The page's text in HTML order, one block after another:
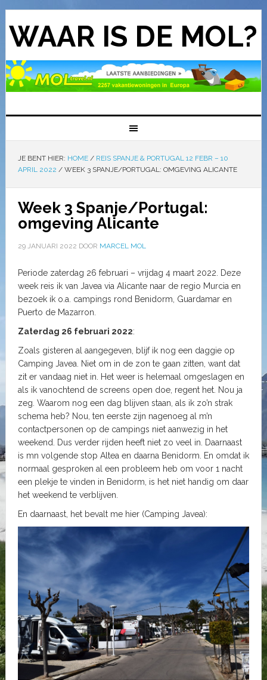
WAAR IS DE MOL?
JE BENT HIER: HOME / REIS SPANJE & PORTUGAL 12 FEBR – 10
APRIL 2022 /WEEK 3 SPANJE/PORTUGAL: OMGEVING ALICANTE
Week 3 Spanje/Portugal:
omgeving Alicante
29 JANUARI 2022 DOOR MARCEL MOL
Periode zaterdag 26 februari – vrijdag 4 maart 2022. Deze
week reis ik van Javea via Alicante naar de regio Murcia en
bezoek ik o.a. campings rond Benidorm, Guardamar en
Puerto de Mazarron.
Zaterdag 26 februari 2022:
Zoals gisteren al aangegeven, blijf ik nog een daggie op
Camping Javea. Niet om in de zon te gaan zitten, want dat
zit er vandaag niet in. Het weer is helemaal omgeslagen en
als ik vanochtend de screens open doe, regent het. Nou ja
zeg. Waarom nog een dag blijven staan, als ik zo’n strak
schema heb? Nou, ten eerste zijn nagenoeg al m’n
contactpersonen op de campings niet aanwezig in het
weekend. Dus verder rijden heeft niet zo veel in. Daarnaast
is mn volgende stop Altea en daarna Benidorm. En omdat ik
normaal gesproken al een probleem heb om voor 1 nacht
een plekje te vinden in Benidorm, is het niet handig om daar
het weekend te verblijven.
En daarnaast, het bevalt me hier (Camping Javea):